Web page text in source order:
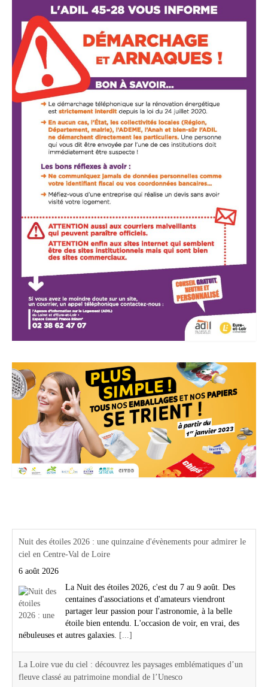
Nuit des étoiles 2026 : une quinzaine d'évènements pour admirer le
ciel en Centre-Val de Loire
6 août 2026
La Nuit des étoiles 2026, c'est du 7 au 9 août. Des
centaines d'associations et d'amateurs viendront
partager leur passion pour l'astronomie, à la belle
étoile bien entendu. L'occasion de voir, en vrai, des
nébuleuses et autres galaxies. [...]
La Loire vue du ciel : découvrez les paysages emblématiques d’un
fleuve classé au patrimoine mondial de l’Unesco